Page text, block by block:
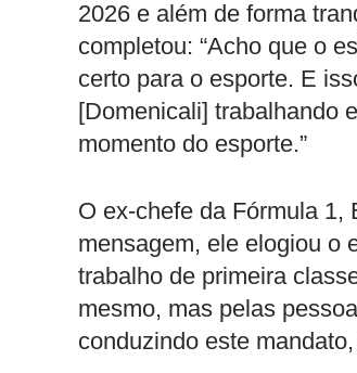
2026 e além de forma
completou: “Acho que o
certo para o esporte. E
[Domenicali] trabalhando
momento do esporte.”
O ex-chefe da Fórmula 1,
mensagem, ele elogiou o
trabalho de primeira
mesmo, mas pelas
conduzindo este